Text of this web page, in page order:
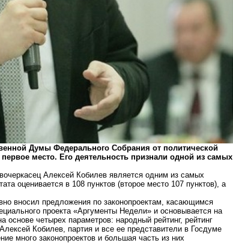
Думы Федерального Собрания от политической
место. Его деятельность признали одной из самых
Алексей Кобилев является одним из самых
оценивается в 108 пунктов (второе место 107 пунктов), а
вносил предложения по законопроектам, касающимся
проекта «Аргументы Недели» и основывается на
четырех параметров: народный рейтинг, рейтинг
Кобилев, партия и все ее представители в Госдуме
много законопроектов и большая часть из них